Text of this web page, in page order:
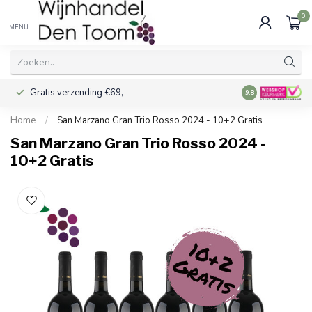
MENU
0
Gratis verzending €69,- Voor 16:00
9.8
Home / San Marzano Gran Trio Rosso 2024 - 10+2 Gratis
San Marzano Gran Trio Rosso 2024 -
10+2 Gratis